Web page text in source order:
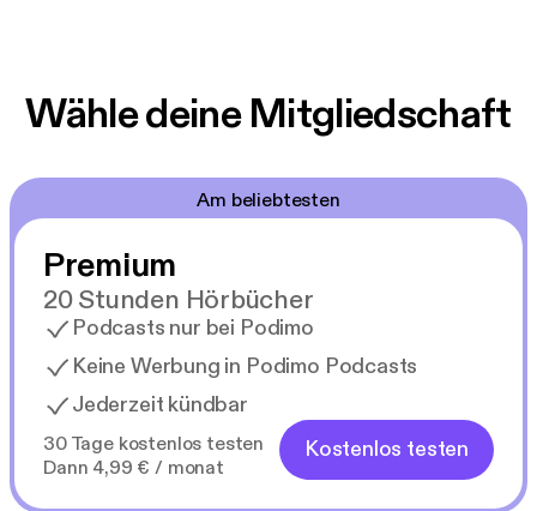
Wähle deine Mitgliedschaft
Am beliebtesten
Premium
20 Stunden Hörbücher
Podcasts nur bei Podimo
Keine Werbung in Podimo Podcasts
Jederzeit kündbar
30 Tage kostenlos testen
Dann 4,99 € / monat
Kostenlos testen